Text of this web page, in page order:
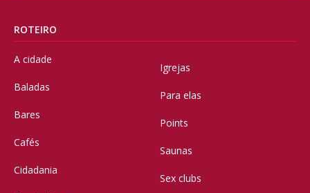
ROTEIRO
A cidade
Baladas
Bares
Cafés
Cidadania
Igrejas
Para elas
Points
Saunas
Sex clubs